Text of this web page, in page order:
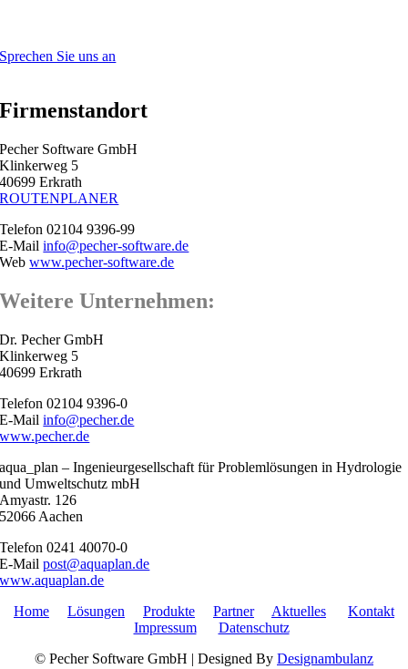
Sprechen Sie uns an
Firmenstandort
Pecher Software GmbH
Klinkerweg 5
40699 Erkrath
ROUTENPLANER
Telefon 02104 9396-99
E-Mailinfo@pecher-software.de
Webwww.pecher-software.de
Weitere Unternehmen:
Dr. Pecher GmbH
Klinkerweg 5
40699 Erkrath
Telefon 02104 9396-0
E-Mailinfo@pecher.de
www.pecher.de
aqua_plan – Ingenieurgesellschaft für Problemlösungen in Hydrologie
und Umweltschutz mbH
Amyastr. 126
52066 Aachen
Telefon 0241 40070-0
E-Mailpost@aquaplan.de
www.aquaplan.de
Home
Lösungen Produkte Partner Aktuelles
Kontakt
Impressum
Datenschutz
© Pecher Software GmbH | Designed By Designambulanz